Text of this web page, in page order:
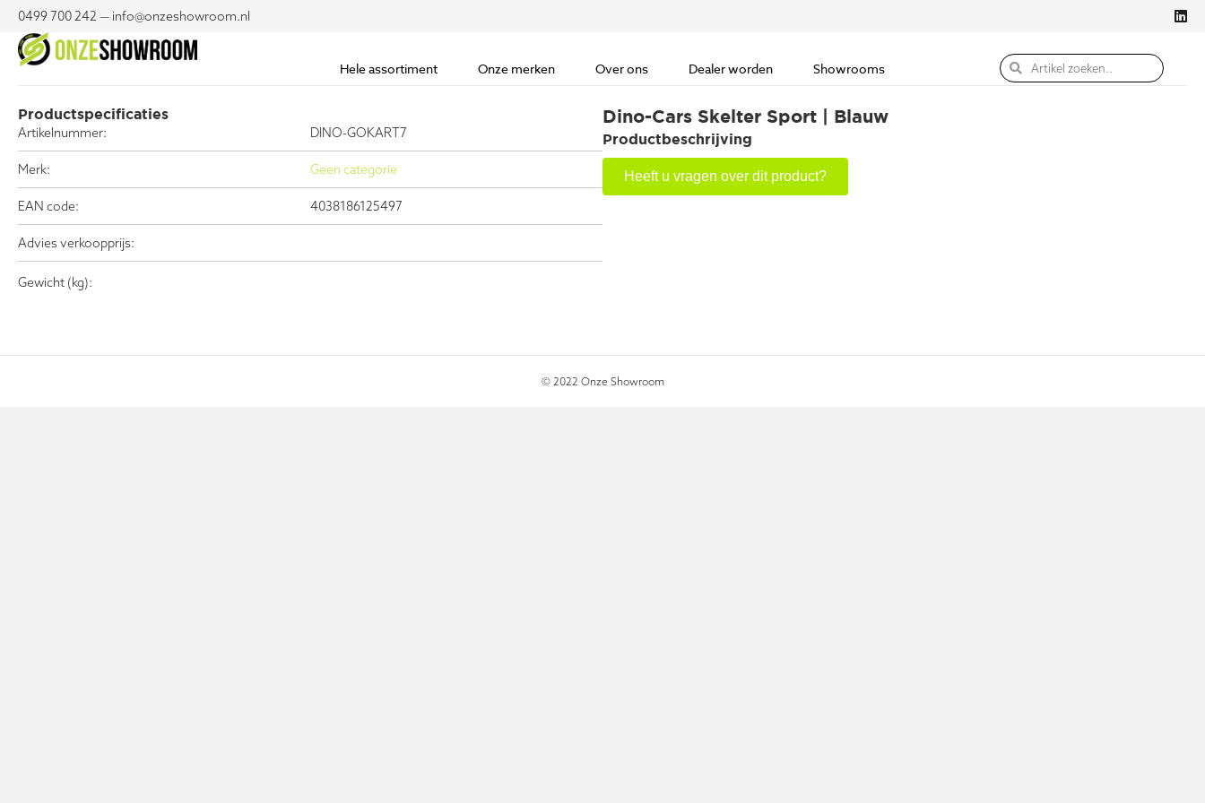
0499 700 242 — info@onzeshowroom.nl
Hele assortiment Onze merken Over ons Dealer worden Showrooms
Productspecificaties
Artikelnummer:
DINO-GOKART7
Merk: Geen categorie
EAN code: 4038186125497
Advies verkoopprijs:
Gewicht (kg):
Dino-Cars Skelter Sport | Blauw
Productbeschrijving
Heeft u vragen over dit product?
© 2022 Onze Showroom